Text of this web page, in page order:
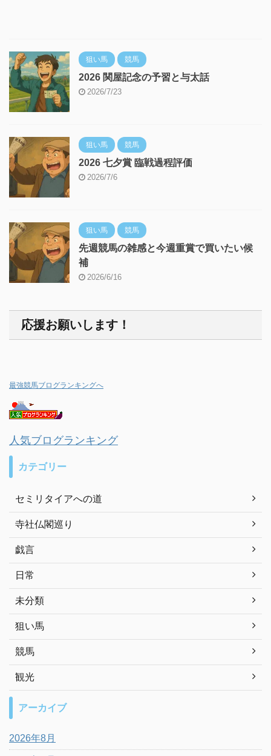
狙い馬 競馬
2026 関屋記念の予習と与太話
2026/7/23
狙い馬 競馬
2026 七夕賞 臨戦過程評価
2026/7/6
狙い馬 競馬
先週競馬の雑感と今週重賞で買いたい候
補
2026/6/16
応援お願いします！
最強競馬ブログランキングへ
人気ブログランキング
カテゴリー
セミリタイアへの道
寺社仏閣巡り
戯言
日常
未分類
狙い馬
競馬
観光
アーカイブ
2026年8月